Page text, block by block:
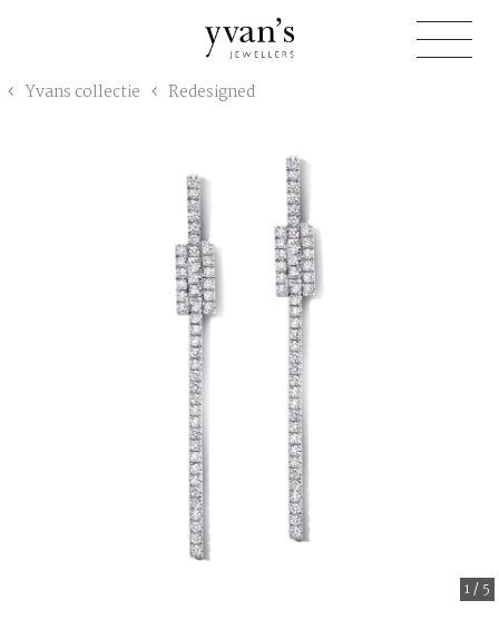
Jewellers
Yvans collectie Redesigned
1/5